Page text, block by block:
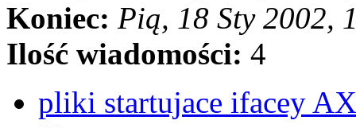
Koniec: Pią, 18 Sty 2002,
Ilość wiadomości: 4
pliki startujace ifacey